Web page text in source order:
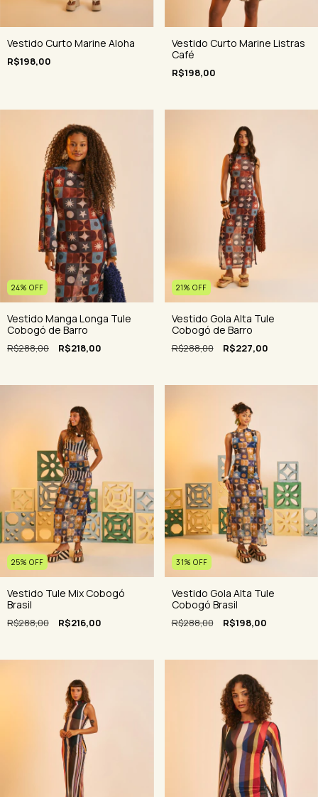
Vestido Curto Marine Aloha
R$198,00
Vestido Curto Marine Listras
Café
R$198,00
24% OFF
Vestido Manga Longa Tule
Cobogó de Barro
R$288,00 R$218,00
21% OFF
Vestido Gola Alta Tule
Cobogó de Barro
R$288,00 R$227,00
25% OFF
Vestido Tule Mix Cobogó
Brasil
R$288,00 R$216,00
31% OFF
Vestido Gola Alta Tule
Cobogó Brasil
R$288,00 R$198,00